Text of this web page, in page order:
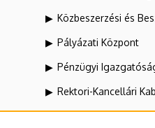
Közbeszerzési és
Pályázati Központ
Pénzügyi
Rektori-Kancellári
SAP Kompetencia